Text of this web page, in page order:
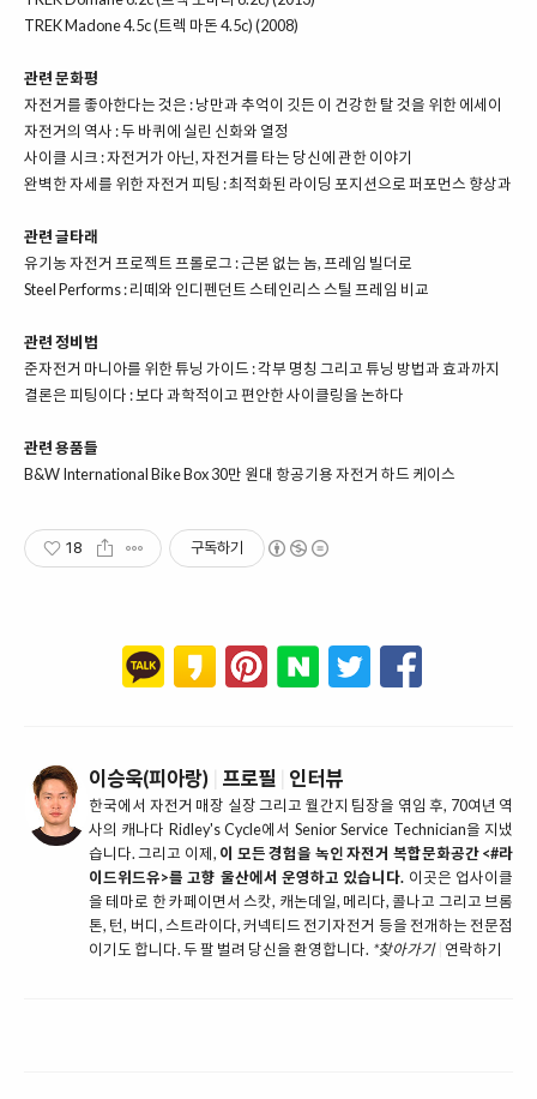
TREK Madone 4.5c (트렉 마돈 4.5c) (2008)
관련 문화평
자전거를 좋아한다는 것은 : 낭만과 추억이 깃든 이 건강한 탈 것을 위한 에세이
자전거의 역사 : 두 바퀴에 실린 신화와 열정
사이클 시크 : 자전거가 아닌, 자전거를 타는 당신에 관한 이야기
완벽한 자세를 위한 자전거 피팅 :최적화된 라이딩 포지션으로 퍼포먼스 향상과 부
관련 글타래
유기농 자전거 프로젝트 프롤로그 : 근본 없는 놈, 프레임 빌더로
Steel Performs : 리떼와 인디펜던트 스테인리스 스틸 프레임 비교
관련 정비법
준자전거 마니아를 위한 튜닝 가이드 : 각부 명칭 그리고 튜닝 방법과 효과까지
결론은 피팅이다 : 보다 과학적이고 편안한 사이클링을 논하다
관련 용품들
B&W International Bike Box 30만 원대 항공기용 자전거 하드 케이스
18 구독하기
이승욱(피아랑) 프로필 인터뷰
한국에서 자전거 매장 실장 그리고 월간지 팀장을 엮임 후, 70여년 역
사의 캐나다 Ridley's Cycle에서 Senior Service Technician을 지냈
습니다. 그리고 이제, 이 모든 경험을 녹인 자전거 복합문화공간 <#라
이드위드유>를 고향 울산에서 운영하고 있습니다. 이곳은 업사이클
을 테마로 한 카페이면서 스캇, 캐논데일, 메리다, 콜나고 그리고 브롬
톤, 턴, 버디, 스트라이다, 커넥티드 전기자전거 등을 전개하는 전문점
이기도 합니다. 두 팔 벌려 당신을 환영합니다. *찾아가기 연락하기